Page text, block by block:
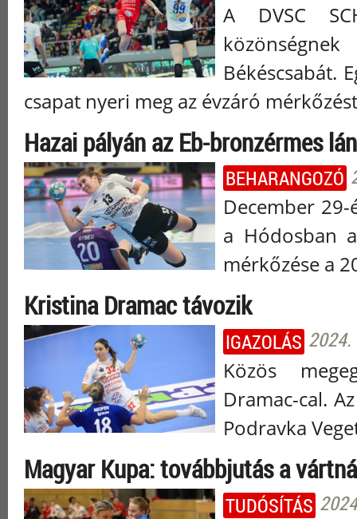
A DVSC
Békéscsabát.
csapat nyeri meg az évzáró
Hazai pályán az Eb-bronzérmes
BEHARANGOZÓ
December
a Hódosban a
mérkőzése a
Kristina Dramac távozik
IGAZOLÁS 2024.
Közös
Dramac-cal.
Podravka
Magyar Kupa: továbbjutás a
TUDÓSÍTÁS